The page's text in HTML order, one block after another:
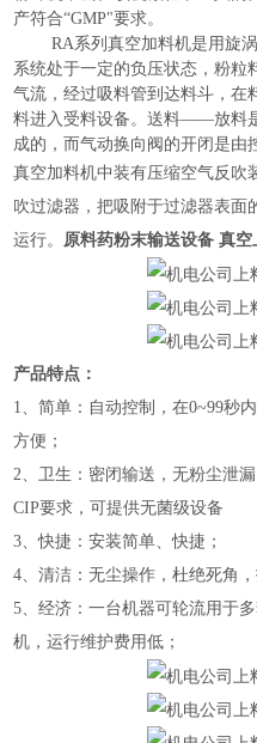
产符合“GMP"要求。
RA系列真空加料机是用旋
系统处于一定的负压状态，粉粒
气流，经过吸料管到达料斗，在
料进入受料设备。送料——放料
成的，而气动换向阀的开闭是由
真空加料机中装有压缩空气反吹
吹过滤器，把吸附于过滤器表面
运行。 原料药粉末输送设备 真
产品特点：
1、简单：自动控制，在0~99秒
方便；
2、卫生：密闭输送，无粉尘泄
CIP要求，可提供无菌级设备
3、快捷：安装简单、快捷；
4、清洁：无尘操作，杜绝死角
5、经济：一台机器可轮流用于
机，运行维护费用低；